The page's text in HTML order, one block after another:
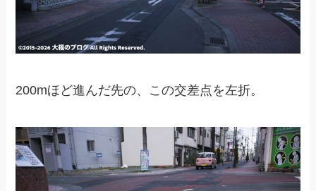
200mほど進んだ先の、この交差点を左折。